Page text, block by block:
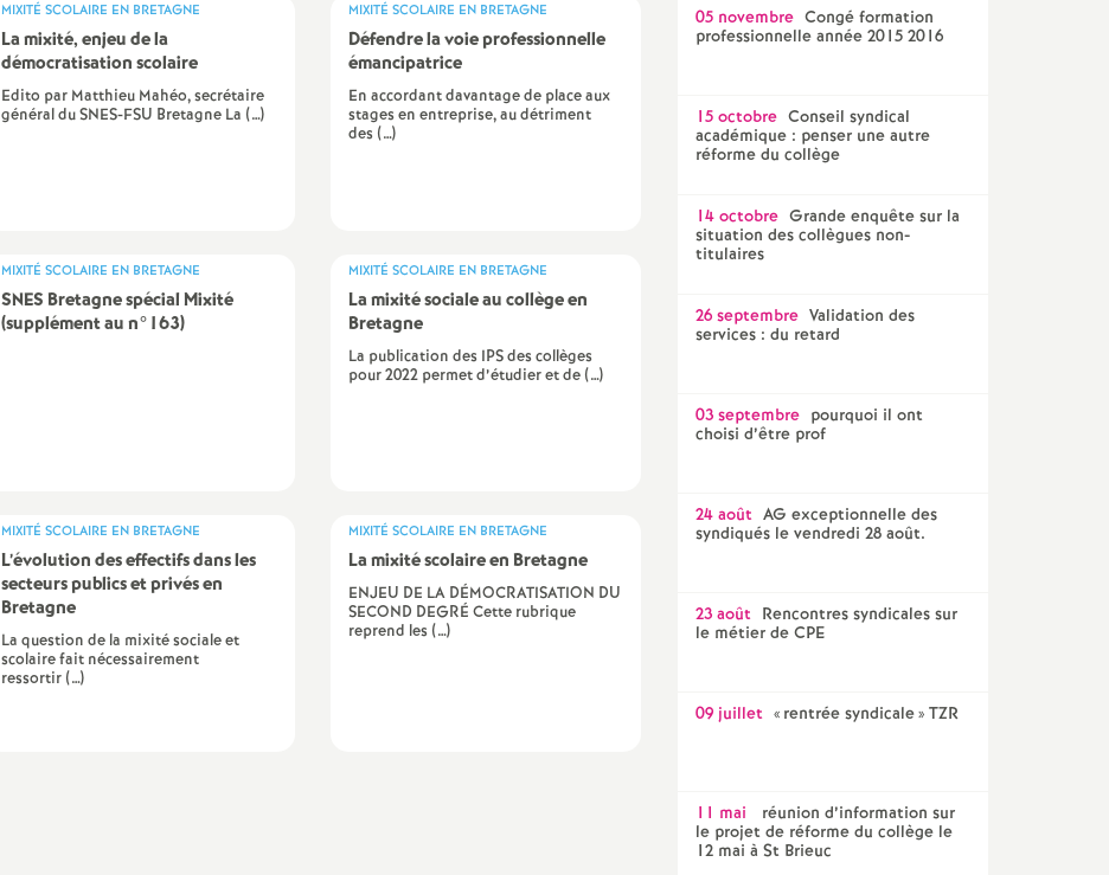
o
n
d
e
é
O
MIXITÉ SCOLAIRE EN BRETAGNE
La mixité, enjeu de la
démocratisation scolaire
Edito par Matthieu Mahéo, secrétaire
général du SNES-FSU Bretagne La (…)
MIXITÉ SCOLAIRE EN BRETAGNE
Défendre la voie professionnelle
émancipatrice
En accordant davantage de place aux
stages en entreprise, au détriment
des (…)
MIXITÉ SCOLAIRE EN BRETAGNE
SNES Bretagne spécial Mixité
(supplément au n°163)
MIXITÉ SCOLAIRE EN BRETAGNE
La mixité sociale au collège en
Bretagne
La publication des IPS des collèges
pour 2022 permet d’étudier et de (…)
MIXITÉ SCOLAIRE EN BRETAGNE
L’évolution des effectifs dans les
secteurs publics et privés en
Bretagne
La question de la mixité sociale et
scolaire fait nécessairement
ressortir (…)
MIXITÉ SCOLAIRE EN BRETAGNE
La mixité scolaire en Bretagne
ENJEU DE LA DÉMOCRATISATION DU
SECOND DEGRÉ Cette rubrique
reprend les (…)
05 novembre Congé formation
professionnelle année 2015 2016
15 octobre Conseil syndical
académique : penser une autre
réforme du collège
14 octobre Grande enquête sur la
situation des collègues non-
titulaires
26 septembre Validation des
services : du retard
03 septembre pourquoi il ont
choisi d’être prof
24 août AG exceptionnelle des
syndiqués le vendredi 28 août.
23 août Rencontres syndicales sur
le métier de CPE
09 juillet « rentrée syndicale» TZR
11 mai
réunion d’information sur
le projet de réforme du collège le
12 mai à St Brieuc